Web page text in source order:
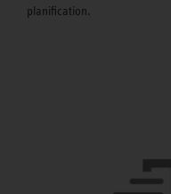
planification.